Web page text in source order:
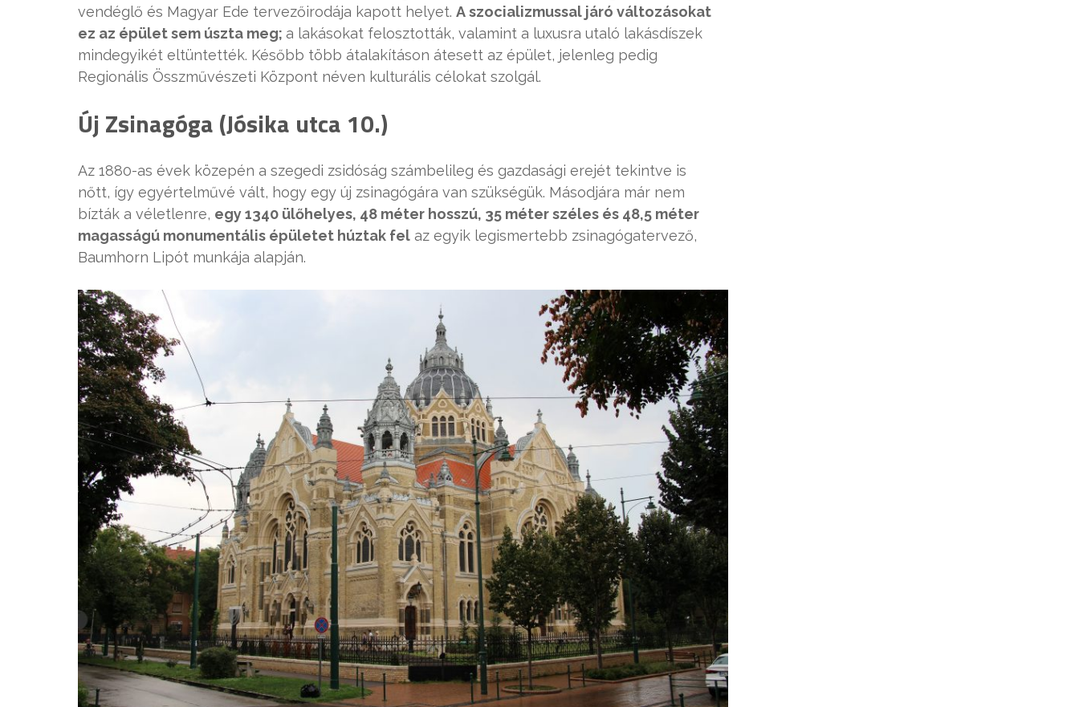
vendéglő és Magyar Ede tervezőirodája kapott helyet. A szocializmussal járó változásokat
ez az épület sem úszta meg; a lakásokat felosztották, valamint a luxusra utaló lakásdíszek
mindegyikét eltüntették. Később több átalakításon átesett az épület, jelenleg pedig
Regionális Összművészeti Központ néven kulturális célokat szolgál.
Új Zsinagóga (Jósika utca 10.)
Az 1880-as évek közepén a szegedi zsidóság számbelileg és gazdasági erejét tekintve is
nőtt, így egyértelművé vált, hogy egy új zsinagógára van szükségük. Másodjára már nem
bízták a véletlenre, egy 1340 ülőhelyes, 48 méter hosszú, 35 méter széles és 48,5 méter
magasságú monumentális épületet húztak fel az egyik legismertebb zsinagógatervező,
Baumhorn Lipót munkája alapján.